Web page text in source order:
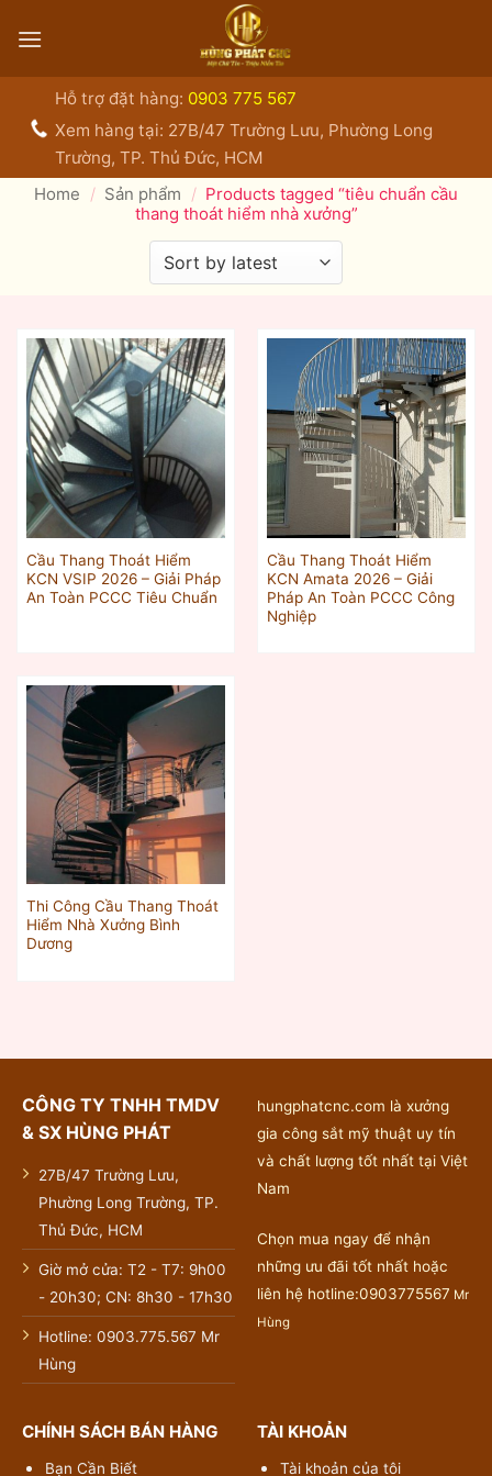
qua
Hỗ trợ đặt hàng: 0903 775 567
Xem hàng tại: 27B/47 Trường Lưu, Phường Long
Trường, TP. Thủ Đức, HCM
Home / Sản phẩm / Products tagged “tiêu chuẩn cầu
thang thoát hiểm nhà xưởng”
Cầu Thang Thoát Hiểm
KCN VSIP 2026 – Giải Pháp
An Toàn PCCC Tiêu Chuẩn
Cầu Thang Thoát Hiểm
KCN Amata 2026 – Giải
Pháp An Toàn PCCC Công
Nghiệp
Thi Công Cầu Thang Thoát
Hiểm Nhà Xưởng Bình
Dương
CÔNG TY TNHH TMDV
& SX HÙNG PHÁT
27B/47 Trường Lưu,
Phường Long Trường, TP.
Thủ Đức, HCM
Giờ mở cửa: T2 - T7: 9h00
- 20h30; CN: 8h30 - 17h30
Hotline: 0903.775.567 Mr
Hùng
hungphatcnc.com là xưởng
gia công sắt mỹ thuật uy tín
và chất lượng tốt nhất tại Việt
Nam
Chọn mua ngay để nhận
những ưu đãi tốt nhất hoặc
liên hệ hotline:0903775567 Mr
Hùng
CHÍNH SÁCH BÁN HÀNG
Bạn Cần Biết
TÀI KHOẢN
Tài khoản của tôi